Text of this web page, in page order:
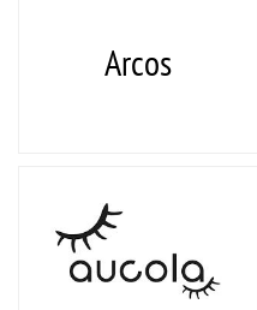
Arcos